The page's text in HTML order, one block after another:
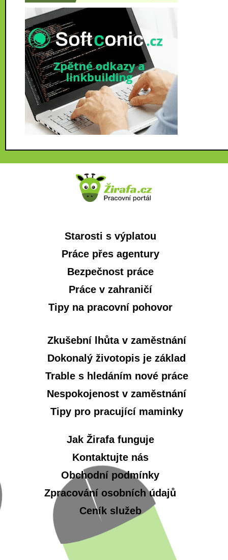
Starosti s výplatou
Práce přes agentury
Bezpečnost práce
Práce v zahraničí
Tipy na pracovní pohovor
Zkušební lhůta v zaměstnání
Dokonalý životopis je základ
Trable s hledáním nové práce
Nespokojenost v zaměstnání
Tipy pro pracující maminky
Jak Žirafa funguje
Kontaktujte nás
Obchodní podmínky
Zpracování osobních údajů
Ceník služeb